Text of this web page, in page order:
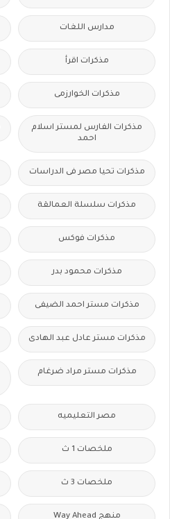
مدارس اللغات
مذكرات اقرأ
مذكرات الخوارزمى
مذكرات الفارس لمستر اسلام
احمد
مذكرات تحيا مصر فى الدراسات
مذكرات سلسلة العمالقة
مذكرات فوكس
مذكرات محمود بدر
مذكرات مستر احمد الضيفى
مذكرات مستر عادل عبد الهادى
مذكرات مستر مراد ضرغام
مصر التعليميه
ملخصات 1 ث
ملخصات 3 ث
منهج Way Ahead